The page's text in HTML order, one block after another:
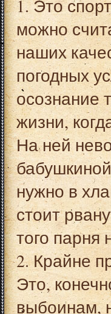
1. Это
можно
наших
погодных
осознание
жизни,
На ней
нужно в
стоит
того
2. Крайне
Это,
выбоинам,